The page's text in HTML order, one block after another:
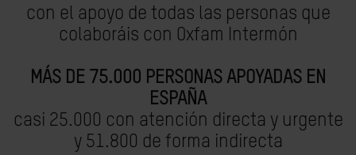
con el apoyo de todas las personas que
colaboráis con Oxfam Intermón
MÁS DE 75.000 PERSONAS APOYADAS EN
ESPAÑA
casi 25.000 con atención directa y urgente
y 51.800 de forma indirecta